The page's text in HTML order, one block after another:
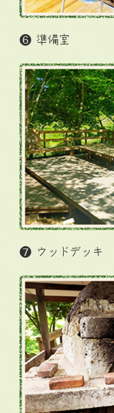
❻ 準備室
❼ ウッドデッキ